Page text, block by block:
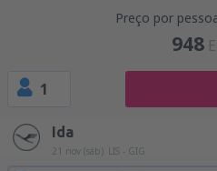
Preço por
948
1
Ida
21 nov (sáb) LIS - GIG